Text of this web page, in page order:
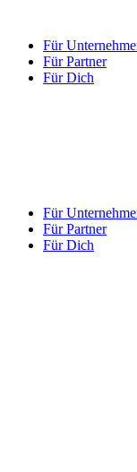
Für
Für Partner
Für Dich
Für
Für Partner
Für Dich